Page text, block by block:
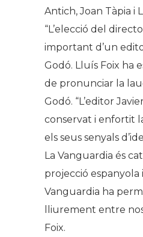
Antich, Joan Tàpia i
“L’elecció del
important d’un
Godó. Lluís Foix ha
de pronunciar la
Godó. “L’editor
conservat i enfortit
els seus senyals
La Vanguardia és
projecció espanyola
Vanguardia ha
lliurement entre
Foix.